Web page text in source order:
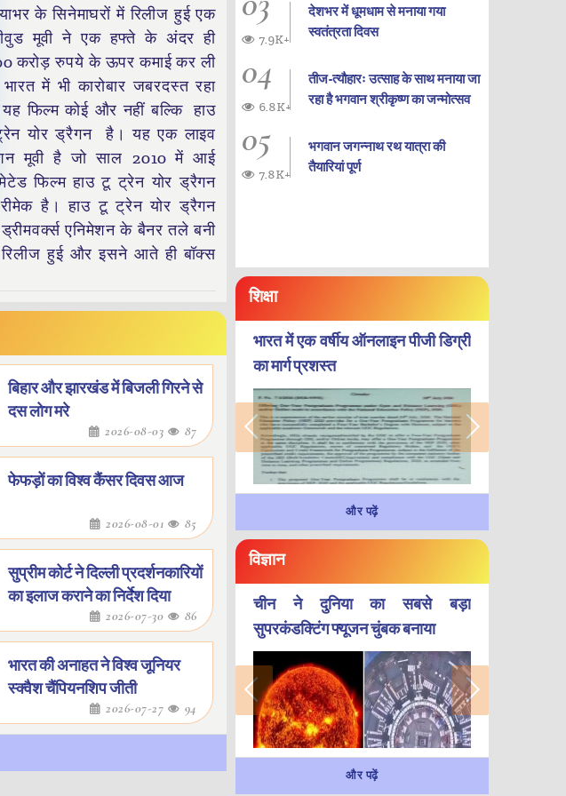
के सिनेमाघरों में रिलीज हुई एक
मूवी ने एक हफ्ते के अंदर ही
करोड़ रुपये के ऊपर कमाई कर ली
में भी कारोबार जबरदस्त रहा
फिल्म कोई और नहीं बल्कि हाउ
योर ड्रैगन है। यह एक लाइव
मूवी है जो साल 2010 में आई
फिल्म हाउ टू ट्रेन योर ड्रैगन
है। हाउ टू ट्रेन योर ड्रैगन
एनिमेशन के बैनर तले बनी
रिलीज हुई और इसने आते ही बॉक्स
बिहार और झारखंड में बिजली गिरने से
दस लोग मरे
2026-08-03 87
फेफड़ों का विश्व कैंसर दिवस आज
2026-08-01 85
सुप्रीम कोर्ट ने दिल्ली प्रदर्शनकारियों
का इलाज कराने का निर्देश दिया
2026-07-30 86
भारत की अनाहत ने विश्व जूनियर
स्क्वैश चैंपियनशिप जीती
2026-07-27 94
देशभर में धूमधाम से मनाया गया
स्वतंत्रता दिवस
7.9K+
04
तीज-त्यौहारः उत्साह के साथ मनाया जा
रहा है भगवान श्रीकृष्ण का जन्‍मोत्‍सव
6.8K+
05
भगवान जगन्नाथ रथ यात्रा की
तैयारियां पूर्ण
7.8K+
शिक्षा
भारत में एक वर्षीय ऑनलाइन पीजी डिग्री
का मार्ग प्रशस्त
और पढ़ें
विज्ञान
चीन ने दुनिया का सबसे बड़ा
सुपरकंडक्टिंग फ्यूजन चुंबक बनाया
और पढ़ें